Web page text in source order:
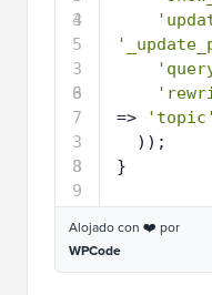
4
3
5
3
6
3
7
3
8
3
9
=>
'topic'
));
}
Alojado con ❤️ por
WPCode